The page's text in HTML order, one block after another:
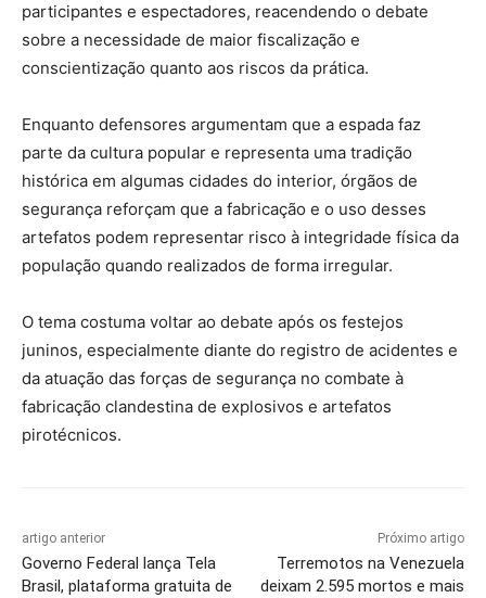
participantes e espectadores, reacendendo o debate
sobre a necessidade de maior fiscalização e
conscientização quanto aos riscos da prática.
Enquanto defensores argumentam que a espada faz
parte da cultura popular e representa uma tradição
histórica em algumas cidades do interior, órgãos de
segurança reforçam que a fabricação e o uso desses
artefatos podem representar risco à integridade física da
população quando realizados de forma irregular.
O tema costuma voltar ao debate após os festejos
juninos, especialmente diante do registro de acidentes e
da atuação das forças de segurança no combate à
fabricação clandestina de explosivos e artefatos
pirotécnicos.
artigo anterior
Governo Federal lança Tela
Brasil, plataforma gratuita de
Próximo artigo
Terremotos na Venezuela
deixam 2.595 mortos e mais